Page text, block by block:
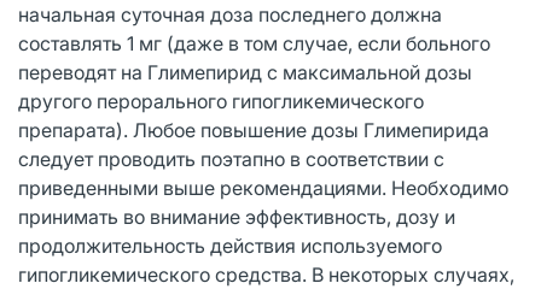
начальная суточная доза последнего должна
составлять 1 мг (даже в том случае, если больного
переводят на Глимепирид с максимальной дозы
другого перорального гипогликемического
препарата). Любое повышение дозы Глимепирида
следует проводить поэтапно в соответствии с
приведенными выше рекомендациями. Необходимо
принимать во внимание эффективность, дозу и
продолжительность действия используемого
гипогликемического средства. В некоторых случаях,